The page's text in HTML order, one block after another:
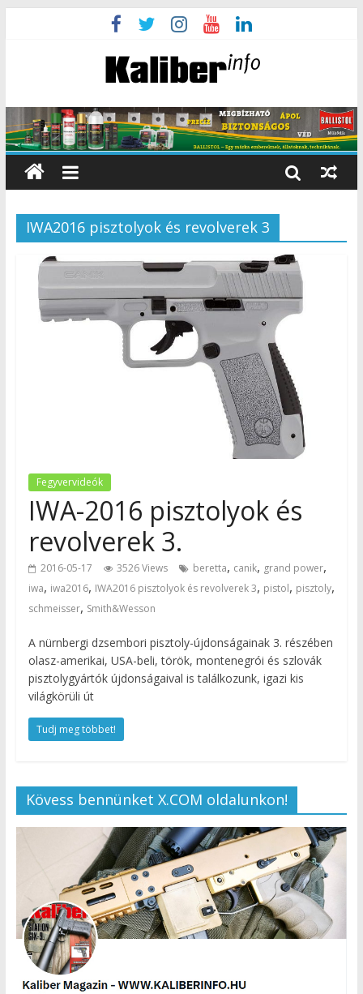
IWA2016 pisztolyok és revolverek 3
Fegyvervideók
IWA-2016 pisztolyok és
revolverek 3.
2016-05-17 3526 Views beretta, canik, grand power,
iwa, iwa2016, IWA2016 pisztolyok és revolverek 3, pistol, pisztoly,
schmeisser, Smith&Wesson
A nürnbergi dzsembori pisztoly-újdonságainak 3. részében
olasz-amerikai, USA-beli, török, montenegrói és szlovák
pisztolygyártók újdonságaival is találkozunk, igazi kis
világkörüli út
Tudj meg többet!
Kövess bennünket X.COM oldalunkon!